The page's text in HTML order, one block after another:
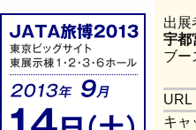
出展
宇都
ブー
URL
キャ